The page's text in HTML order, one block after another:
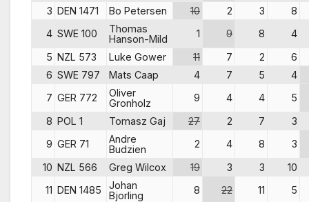
3 DEN 1471 Bo Petersen 10 2 3
8
4 SWE 100
Thomas
Hanson-Mild
1 9 8
4
5 NZL 573 Luke Gower 11 7 2
6
6 SWE 797 Mats Caap 4 7 5
4
7 GER 772
Oliver
Gronholz
9 4 4
5
8 POL 1 Tomasz Gaj 27 2 7
3
9 GER 71
Andre
Budzien
2 4 8
3
10 NZL 566 Greg Wilcox 19 3 3
10
11 DEN 1485
Johan
Bjorling
8 22 11 5